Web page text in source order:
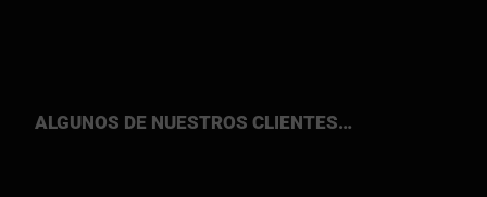
ALGUNOS DE NUESTROS CLIENTES…